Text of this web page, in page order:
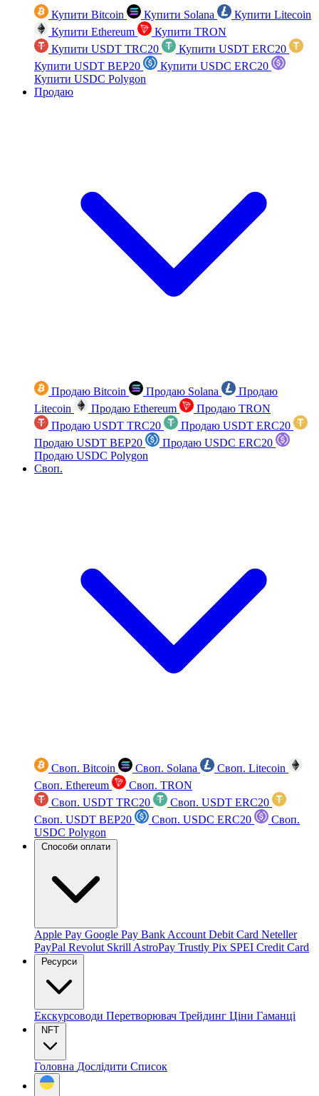
Купити Bitcoin Купити Solana
Купити Litecoin
Купити Ethereum
Купити TRON
Купити USDT TRC20
Купити USDT ERC20
Купити USDT BEP20
Купити USDC ERC20
Купити USDC Polygon
Продаю
Продаю Bitcoin Продаю Solana
Продаю
Litecoin
Продаю Ethereum
Продаю TRON
Продаю USDT TRC20
Продаю USDT ERC20
Продаю USDT BEP20
Продаю USDC ERC20
Продаю USDC Polygon
Своп.
Своп. Bitcoin Своп. Solana
Своп. Litecoin
Своп. Ethereum
Своп. TRON
Своп. USDT TRC20
Своп. USDT ERC20
Своп. USDT BEP20
Своп. USDC ERC20
Своп.
USDC Polygon
Способи оплати
Apple Pay Google Pay Bank Account Debit Card Neteller
PayPal Revolut Skrill AstroPay Trustly Pix SPEI Credit Card
Ресурси
Екскурсоводи Перетворювач Трейдинг Ціни Гаманці
NFT
Головна Дослідити Список